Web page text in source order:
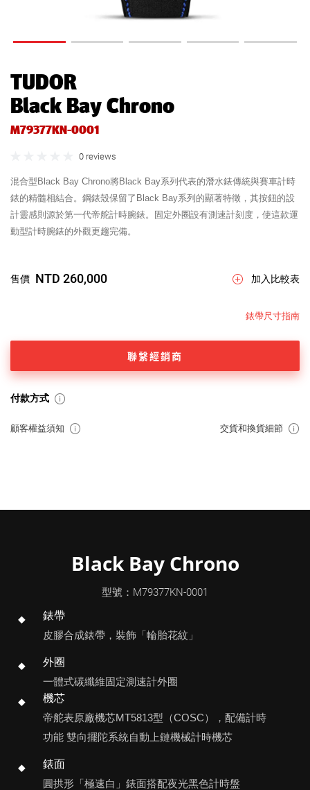
TUDOR
Black Bay Chrono
M79377KN-0001
0 reviews
混合型Black Bay Chrono將Black Bay系列代表的潛水錶傳統與賽車計時
錶的精髓相結合。鋼錶殼保留了Black Bay系列的顯著特徵，其按鈕的設
計靈感則源於第一代帝舵計時腕錶。固定外圈設有測速計刻度，使這款運
動型計時腕錶的外觀更趨完備。
售價 NTD 260,000 加入比較表
付款方式
錶帶尺寸指南
聯繫經銷商
顧客權益須知 交貨和換貨細節
Black Bay Chrono
型號：M79377KN-0001
錶帶
皮膠合成錶帶，裝飾「輪胎花紋」
外圈
一體式碳纖維固定測速計外圈
機芯
帝舵表原廠機芯MT5813型（COSC），配備計時
功能 雙向擺陀系統自動上鏈機械計時機芯
錶面
圓拱形「極速白」錶面搭配夜光黑色計時盤